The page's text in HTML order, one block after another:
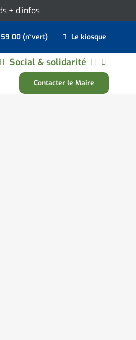
+ d’infos
00 (n°vert) Le kiosque
Social & solidarité
Contacter le Maire